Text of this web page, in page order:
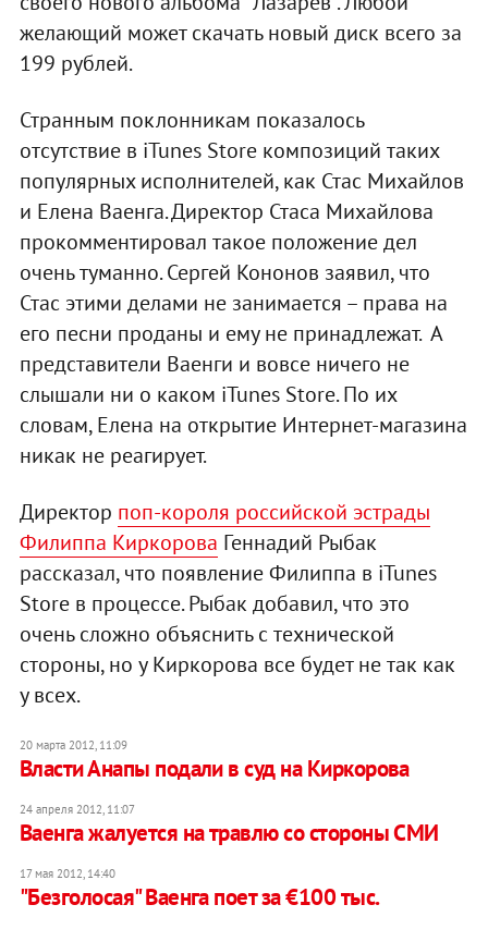
желающий может скачать новый диск всего за
199 рублей.
Странным поклонникам показалось
отсутствие в iTunes Store композиций таких
популярных исполнителей, как Стас Михайлов
и Елена Ваенга. Директор Стаса Михайлова
прокомментировал такое положение дел
очень туманно. Сергей Кононов заявил, что
Стас этими делами не занимается – права на
его песни проданы и ему не принадлежат. А
представители Ваенги и вовсе ничего не
слышали ни о каком iTunes Store. По их
словам, Елена на открытие Интернет-магазина
никак не реагирует.
Директор поп-короля российской эстрады
Филиппа Киркорова Геннадий Рыбак
рассказал, что появление Филиппа в iTunes
Store в процессе. Рыбак добавил, что это
очень сложно объяснить с технической
стороны, но у Киркорова все будет не так как
у всех.
20 марта 2012, 11:09
Власти Анапы подали в суд на Киркорова
24 апреля 2012, 11:07
Ваенга жалуется на травлю со стороны СМИ
17 мая 2012, 14:40
"Безголосая" Ваенга поет за €100 тыс.